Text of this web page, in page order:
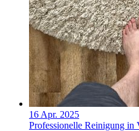
16 Apr. 2025
Professionelle Reinigung in